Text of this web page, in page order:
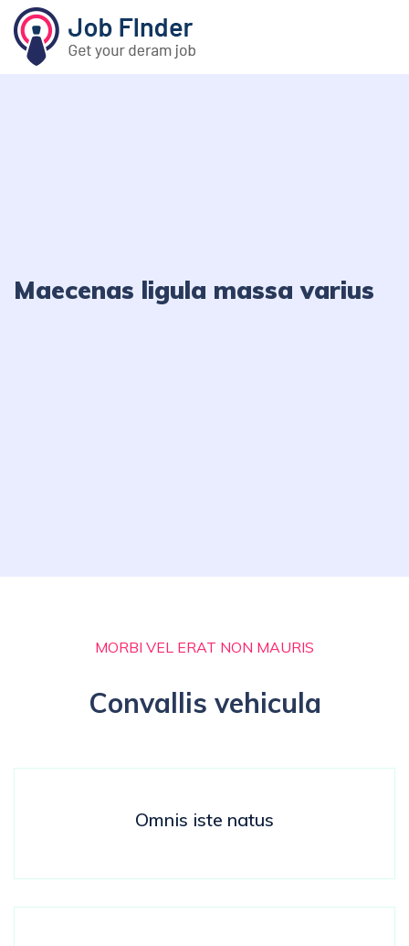
Maecenas ligula massa varius
MORBI VEL ERAT NON MAURIS
Convallis vehicula
Omnis iste natus